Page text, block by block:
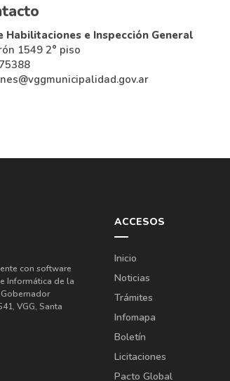
e Inspección General
1549 2° piso
con software
Informática de la
VGG, Santa
ACCESOS
Inicio
Noticias
Trámites
Infomapa
Boletín
Licitaciones
Pacto Global